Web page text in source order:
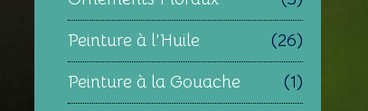
Peinture à l'Huile
(26)
Peinture à la Gouache
(1)